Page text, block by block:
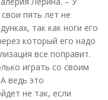
пять лет не
так как ноги его
который его надо
все поправит.
играть со своим
ведь это
не так, если